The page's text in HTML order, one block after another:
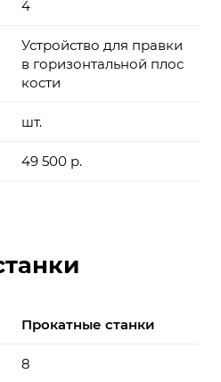
4
Устройство для правки
в горизонтальной плос
кости
шт.
49 500 р.
Прокатные станки
8